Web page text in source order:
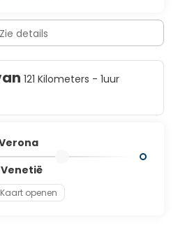
Zie details
121 Kilometers - 1uur
Venetië
Kaart openen